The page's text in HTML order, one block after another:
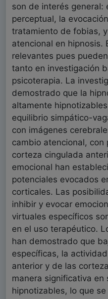
son de interés general:
perceptual, la
tratamiento de fobias,
atencional en hipnosis.
relevantes pues
tanto en investigación
psicoterapia. La
demostrado que la
altamente
equilibrio simpático-
con imágenes
cambio atencional, con
corteza cingulada
emocional han
potenciales evocados
corticales. Las
inhibir y evocar
virtuales específicos
en el uso terapéutico.
han demostrado que
específicas, la
anterior y de las
manera significativa en
hipnotizables, lo que